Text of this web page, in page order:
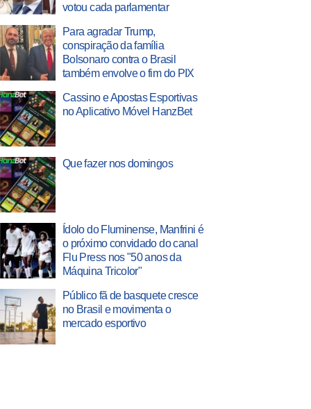
votou cada parlamentar
Para agradar Trump,
conspiração da família
Bolsonaro contra o Brasil
também envolve o fim do PIX
Cassino e Apostas Esportivas
no Aplicativo Móvel HanzBet
Que fazer nos domingos
Ídolo do Fluminense, Manfrini é
o próximo convidado do canal
Flu Press nos "50 anos da
Máquina Tricolor"
Público fã de basquete cresce
no Brasil e movimenta o
mercado esportivo